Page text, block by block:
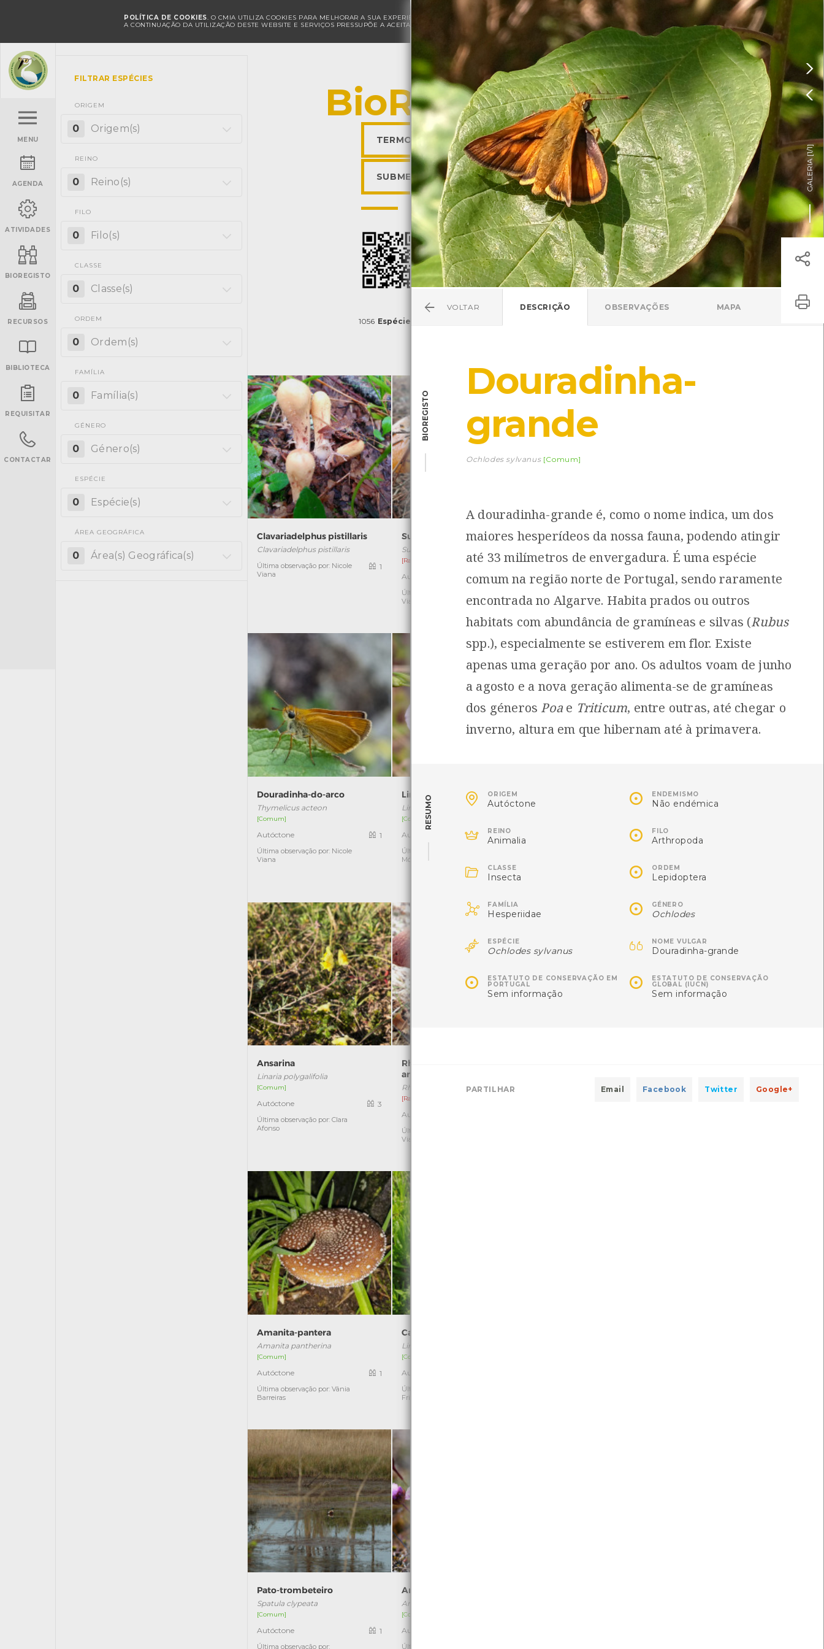
POLÍTICA DE COOKIES. O CMIA UTILIZA COOKIES PARA MELHORAR A SUA EXPERIÊNCIA DE NAVEGAÇÃO E PARA FINS ESTATÍSTICOS.
A CONTINUAÇÃO DA UTILIZAÇÃO DESTE WEBSITE E SERVIÇOS PRESSUPÕE A ACEITAÇÃO DA UTILIZAÇÃO DE COOKIES.
POLÍTICA DE COOKIES 
HOJE
23º / 23º
Pressione Enter
ENTRAR
MENU
AGENDA
ATIVIDADES
BIOREGISTO
RECURSOS
BIBLIOTECA
REQUISITAR
CONTACTAR
FILTRAR ESPÉCIES
ORIGEM
0 Origem(s)
REINO
0 Reino(s)
FILO
0 Filo(s)
CLASSE
0 Classe(s)
ORDEM
0 Ordem(s)
FAMÍLIA
0 Família(s)
GÉNERO
0 Género(s)
ESPÉCIE
0 Espécie(s)
ÁREA GEOGRÁFICA
0 Área(s) Geográfica(s)
BioRegisto
TERMOS DE UTILIZAÇÃO
SUBMETER OBSERVAÇÃO
Descarregar a app BioRegisto
1056 Espécies
Clavariadelphus pistillaris
Clavariadelphus pistillaris
Última observação por: Nicole
Viana
1
Suillus grevillei
Suillus grevillei
[Raro]
Autóctone
Última observação por: Nicole
Viana
1
Boas-noites
[Comum]
Exótica
Pinto
1
Douradinha-grande
[Comum]
Autóctone
Mónica Rocha
Douradinha-do-arco
Thymelicus acteon
[Comum]
Autóctone
Última observação por: Nicole
Viana
1
Linho-bravo
Linum bienne
[Comum]
Autóctone
Última observação por:
Mónica Rocha
Centaurea sphaerocephala
Salamandra-de-costelas-
salientes
Autóctone
Ansarina
Linaria polygalifolia
[Comum]
Autóctone
Última observação por: Clara
Afonso
3
Rheubarbariboletus
armeniacus
Rheubarbariboletus armeniacus
[Raro]
Autóctone
Última observação por: Nicole
Viana
[Comum]
Amanita-pantera
Amanita pantherina
[Comum]
Autóctone
Última observação por: Vânia
Barreiras
1
Campana-da-praia
Limbarda crithmoides
[Comum]
Autóctone
Última observação por: Iúri
Frias
Pato-trombeteiro
Spatula clypeata
[Comum]
Autóctone
Última observação por:
1
Arméria
Armeria humilis
[Comum]
Autóctone
Última observação por:


GALERIA [
1/1
]
VOLTAR DESCRIÇÃO OBSERVAÇÕES MAPA
BIOREGISTO
Douradinha-
grande
Ochlodes sylvanus [Comum]
A douradinha-grande é, como o nome indica, um dos
maiores hesperídeos da nossa fauna, podendo atingir
até 33 milímetros de envergadura. É uma espécie
comum na região norte de Portugal, sendo raramente
encontrada no Algarve. Habita prados ou outros
habitats com abundância de gramíneas e silvas (Rubus
spp.), especialmente se estiverem em flor. Existe
apenas uma geração por ano. Os adultos voam de junho
a agosto e a nova geração alimenta-se de gramíneas
dos géneros Poa e Triticum, entre outras, até chegar o
inverno, altura em que hibernam até à primavera.
RESUMO  ORIGEM
Autóctone  ENDEMISMO
Não endémica
 REINO
Animalia  FILO
Arthropoda
 CLASSE
Insecta  ORDEM
Lepidoptera
 FAMÍLIA
Hesperiidae  GÉNERO
Ochlodes
 ESPÉCIE
Ochlodes sylvanus  NOME VULGAR
Douradinha-grande
 ESTATUTO DE CONSERVAÇÃO EM
PORTUGAL
Sem informação
 ESTATUTO DE CONSERVAÇÃO
GLOBAL (IUCN)
Sem informação
PARTILHAR Email Facebook Twitter Google+